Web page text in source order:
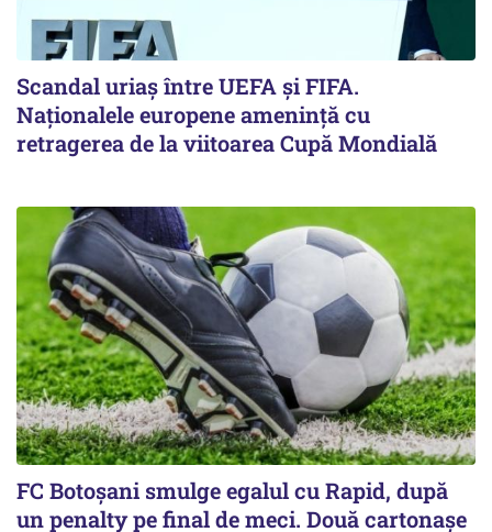
Scandal uriaş între UEFA şi FIFA.
Naţionalele europene ameninţă cu
retragerea de la viitoarea Cupă Mondială
FC Botoşani smulge egalul cu Rapid, după
un penalty pe final de meci. Două cartonaşe